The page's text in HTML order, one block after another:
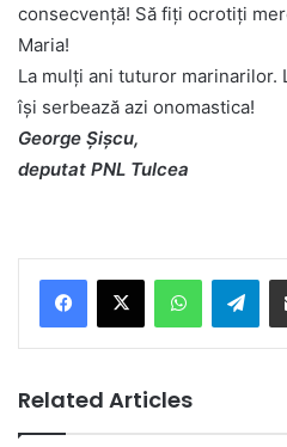
consecvenţă! Să fiţi ocrotiţi
Maria!
La mulţi ani tuturor marinarilor.
îşi serbează azi onomastica!
George Şişcu,
deputat PNL Tulcea
Telegram
Related Articles